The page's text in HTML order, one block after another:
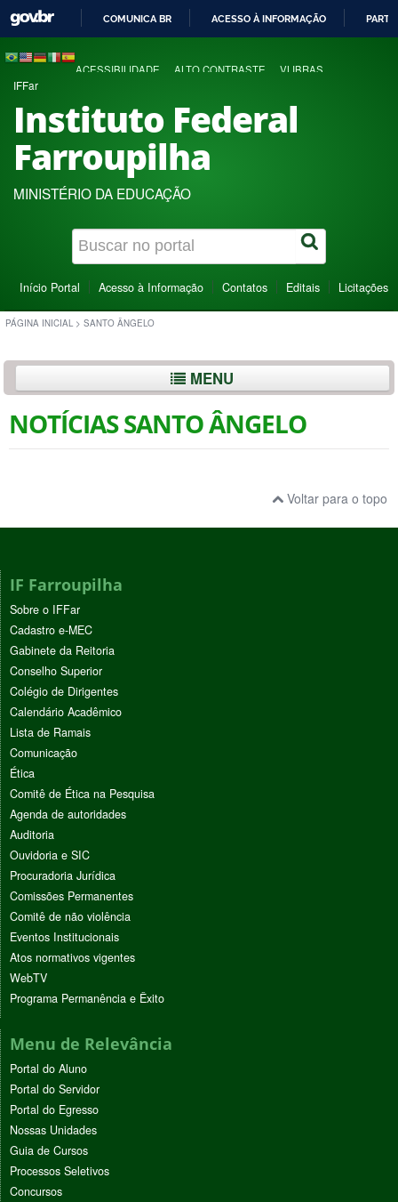
COMUNICA BR ACESSO À INFORMAÇÃO
ACESSIBILIDADE ALTO CONTRASTE VLIBRAS
IFFar
Instituto Federal
Farroupilha
MINISTÉRIO DA EDUCAÇÃO
Início Portal Acesso à Informação Contatos Editais Licitações
PÁGINA INICIAL > SANTO ÂNGELO
MENU
NOTÍCIAS SANTO ÂNGELO
Voltar para o topo
IF Farroupilha
Sobre o IFFar
Cadastro e-MEC
Gabinete da Reitoria
Conselho Superior
Colégio de Dirigentes
Calendário Acadêmico
Lista de Ramais
Comunicação
Ética
Comitê de Ética na Pesquisa
Agenda de autoridades
Auditoria
Ouvidoria e SIC
Procuradoria Jurídica
Comissões Permanentes
Comitê de não violência
Eventos Institucionais
Atos normativos vigentes
WebTV
Programa Permanência e Êxito
Menu de Relevância
Portal do Aluno
Portal do Servidor
Portal do Egresso
Nossas Unidades
Guia de Cursos
Processos Seletivos
Concursos